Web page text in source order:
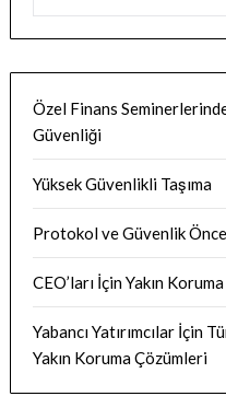
Özel Finans
Güvenliği
Yüksek Güvenlikli Taşıma
Protokol ve Güvenlik
CEO’ları İçin Yakın Koruma
Yabancı Yatırımcılar İçin
Yakın Koruma Çözümleri